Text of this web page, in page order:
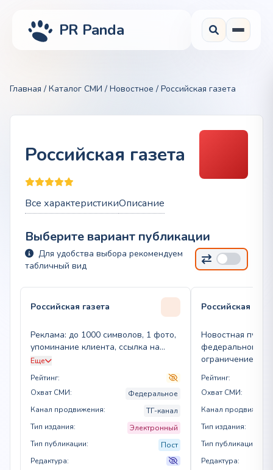
PR Panda
Главная / Каталог СМИ / Новостное / Российская газета
Российская газета
Все характеристикиОписание
Выберите вариант публикации
Для удобства выбора рекомендуем
табличный вид
Российская газета
Реклама: до 1000 символов, 1 фото,
упоминание клиента, ссылка на
Telegram, 24 часа в ленте, удаление
Еще
Рейтинг:
Охват СМИ:
Федеральное
Канал продвижения:
ТГ-канал
Тип издания:
Электронный
Тип публикации:
Пост
Редактура:
Российская
Новостная
федеральном
ограничением
Рейтинг:
Охват СМИ:
Канал
Тип издания:
Тип публикации:
Редактура: